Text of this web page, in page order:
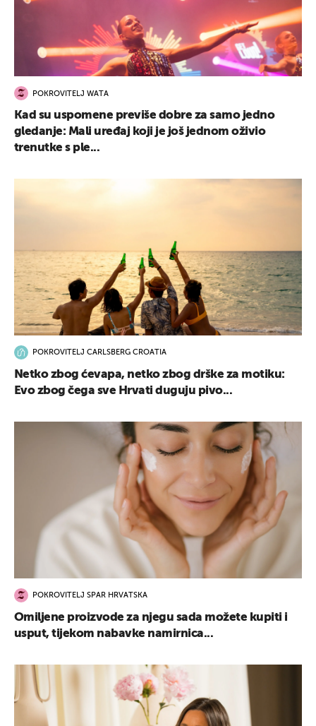
POKROVITELJ WATA
Kad su uspomene previše dobre za samo jedno
gledanje: Mali uređaj koji je još jednom oživio
trenutke s ple...
POKROVITELJ CARLSBERG CROATIA
Netko zbog ćevapa, netko zbog drške za motiku:
Evo zbog čega sve Hrvati duguju pivo...
POKROVITELJ SPAR HRVATSKA
Omiljene proizvode za njegu sada možete kupiti i
usput, tijekom nabavke namirnica...